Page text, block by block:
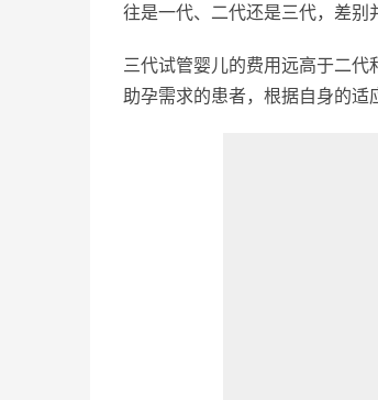
往是一代、二代还是三代，差别
三代试管婴儿的费用远高于二
助孕需求的患者，根据自身的适